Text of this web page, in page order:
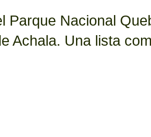
Parque Nacional
Achala. Una lista